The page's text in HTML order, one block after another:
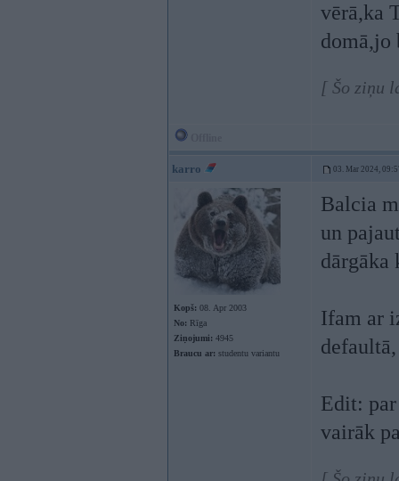
vērā,ka
domā,jo
[ Šo ziņu
karro 03. Mar 2024,
Kopš: 08. Apr 2003
No: Rīga
Ziņojumi: 4945
Braucu ar: studentu variantu
Balcia
un
dārgāka
Ifam ar
Edit:
vairāk